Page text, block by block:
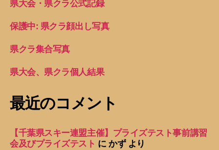
県大会・県クラ公式記録
保護中: 県クラ顔出し写真
県クラ集合写真
県大会、県クラ個人結果
最近のコメント
【千葉県スキー連盟主催】プライズテスト事前講習
会及びプライズテスト にかずより